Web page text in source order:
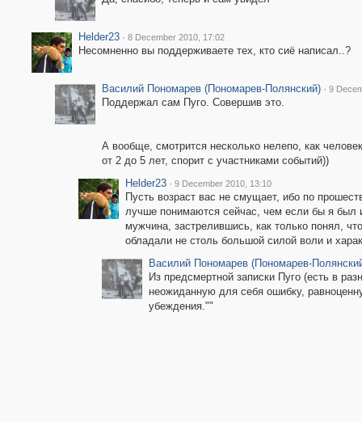
Helder23 · 8 December 2010, 17:02
Несомненно вы поддерживаете тех, кто сиё написал..?
Василий Пономарев (Пономарев-Полянский) · 9
Поддержал сам Пуго. Совершив это.
А вообще, смотрится несколько нелепо, как
от 2 до 5 лет, спорит с участниками событий))
Helder23 · 9 December 2010, 13:10
Пусть возраст вас не смущает, ибо по
лучше понимаются сейчас, чем если бы я был
мужчина, застрелившись, как только понял,
обладали не столь большой силой воли и
Василий Пономарев (Пономарев-
Из предсмертной записки Пуго (есть в
неожиданную для себя ошибку,
убеждения.""